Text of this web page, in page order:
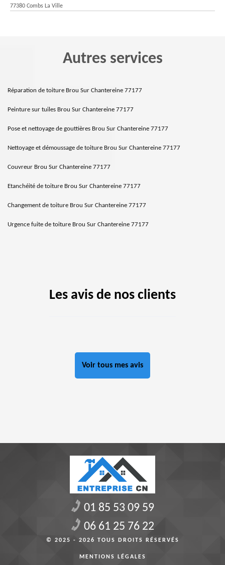
77380 Combs La Ville
Autres services
Réparation de toiture Brou Sur Chantereine 77177
Peinture sur tuiles Brou Sur Chantereine 77177
Pose et nettoyage de gouttières Brou Sur Chantereine 77177
Nettoyage et démoussage de toiture Brou Sur Chantereine 77177
Couvreur Brou Sur Chantereine 77177
Etanchéité de toiture Brou Sur Chantereine 77177
Changement de toiture Brou Sur Chantereine 77177
Urgence fuite de toiture Brou Sur Chantereine 77177
Les avis de nos clients
Voir tous mes avis
01 85 53 09 59
06 61 25 76 22
© 2025 - 2026 TOUS DROITS RÉSERVÉS
MENTIONS LÉGALES